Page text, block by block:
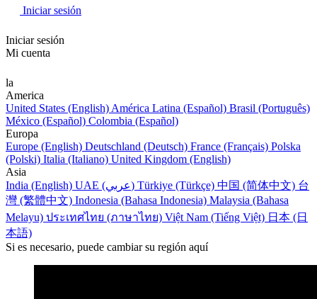
Iniciar sesión
Iniciar sesión
Mi cuenta
la
America
United States (English) América Latina (Español) Brasil (Português)
México (Español) Colombia (Español)
Europa
Europe (English) Deutschland (Deutsch) France (Français) Polska
(Polski) Italia (Italiano) United Kingdom (English)
Asia
India (English)
UAE (عربي) Türkiye (Türkçe) 中国 (简体中文) 台
灣 (繁體中文) Indonesia (Bahasa Indonesia) Malaysia (Bahasa
Melayu) ประเทศไทย (ภาษาไทย) Việt Nam (Tiếng Việt) 日本 (日
本語)
Si es necesario, puede cambiar su región aquí